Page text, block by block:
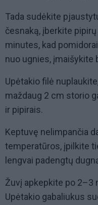
Tada sudėkite
česnaką, įberkite
minutes, kad
nuo ugnies, įmaišykite
Upėtakio filė
maždaug 2 cm storio
ir pipirais.
Keptuvę nelimpančia
temperatūros, įpilkite
lengvai padengtų
Žuvį apkepkite po 2–3
Upėtakio gabaliukus